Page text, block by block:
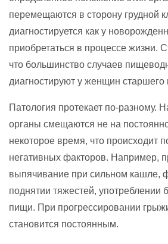
перемещаются в сторону грудной
диагностируется как у
приобретаться в процессе жизни.
что большинство случаев
диагностируют у женщин старшего
Патология протекает по-разному.
органы смещаются не на
некоторое время, что происходит
негативных факторов. Например,
выпячивание при сильном кашле,
поднятии тяжестей, употреблении
пищи. При прогрессировании
становится постоянным.